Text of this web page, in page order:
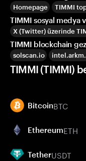
Homepage TIMMI
TIMMI sosyal medya
X (Twitter) üzerinde
TIMMI blockchain
solscan.io
TIMMI (TIMMI)
BitcoinBTC
EthereumETH
TetherUSDT